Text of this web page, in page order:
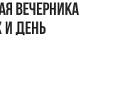
вечерника
и день